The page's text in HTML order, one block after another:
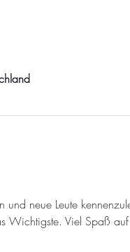
neue Leute
Wichtigste. Viel Spaß